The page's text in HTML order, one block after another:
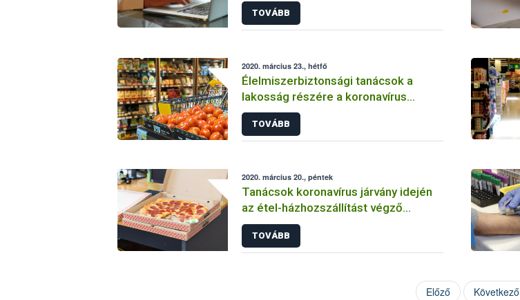
idején
TOVÁBB
2020. március 23., hétfő
Élelmiszerbiztonsági tanácsok a
lakosság részére a koronavírus
járvány idején
TOVÁBB
2020. március 20., péntek
Tanácsok koronavírus járvány idején
az étel-házhozszállítást végző
vállalkozásoknak
TOVÁBB
Előző Következő